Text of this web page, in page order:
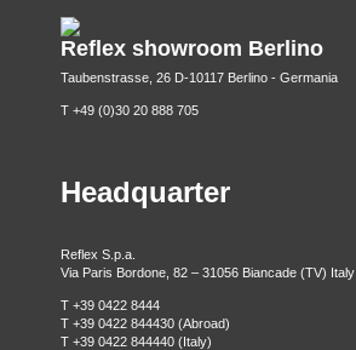
Reflex showroom Berlino
Taubenstrasse, 26 D-10117 Berlino - Germania
T +49 (0)30 20 888 705
Headquarter
Reflex S.p.a.
Via Paris Bordone, 82 – 31056 Biancade (TV) Italy
T +39 0422 8444
T +39 0422 844430 (Abroad)
T +39 0422 844440 (Italy)